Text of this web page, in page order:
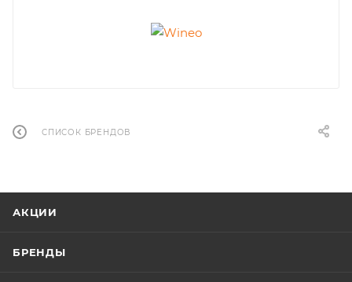
СПИСОК БРЕНДОВ
АКЦИИ
БРЕНДЫ